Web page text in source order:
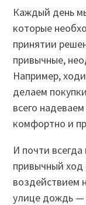
Каждый день
которые
принятии
привычные,
Например,
делаем
всего
комфортно и
И почти
привычный
воздействием
улице дождь —